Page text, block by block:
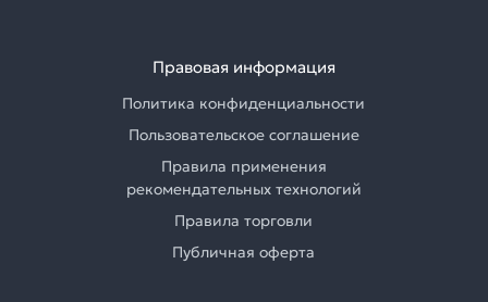
Правовая информация
Политика конфиденциальности
Пользовательское соглашение
Правила применения
рекомендательных технологий
Правила торговли
Публичная оферта